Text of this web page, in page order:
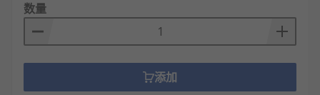
数量
添加